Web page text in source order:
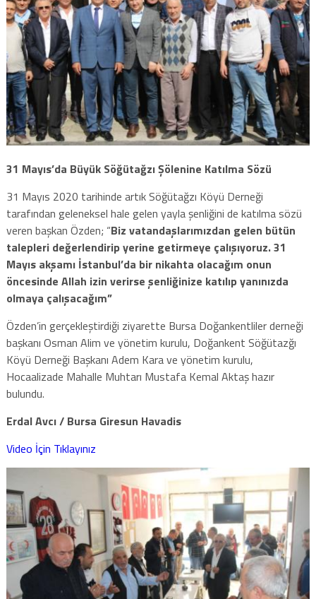
31 Mayıs’da Büyük Söğütağzı Şölenine Katılma Sözü
31 Mayıs 2020 tarihinde artık Söğütağzı Köyü Derneği
tarafından geleneksel hale gelen yayla şenliğini de katılma sözü
veren başkan Özden; “Biz vatandaşlarımızdan gelen bütün
talepleri değerlendirip yerine getirmeye çalışıyoruz. 31
Mayıs akşamı İstanbul’da bir nikahta olacağım onun
öncesinde Allah izin verirse şenliğinize katılıp yanınızda
olmaya çalışacağım”
Özden’in gerçekleştirdiği ziyarette Bursa Doğankentliler derneği
başkanı Osman Alim ve yönetim kurulu, Doğankent Söğütazğı
Köyü Derneği Başkanı Adem Kara ve yönetim kurulu,
Hocaalizade Mahalle Muhtarı Mustafa Kemal Aktaş hazır
bulundu.
Erdal Avcı / Bursa Giresun Havadis
Video İçin Tıklayınız